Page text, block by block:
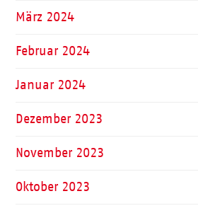
März 2024
Februar 2024
Januar 2024
Dezember 2023
November 2023
Oktober 2023